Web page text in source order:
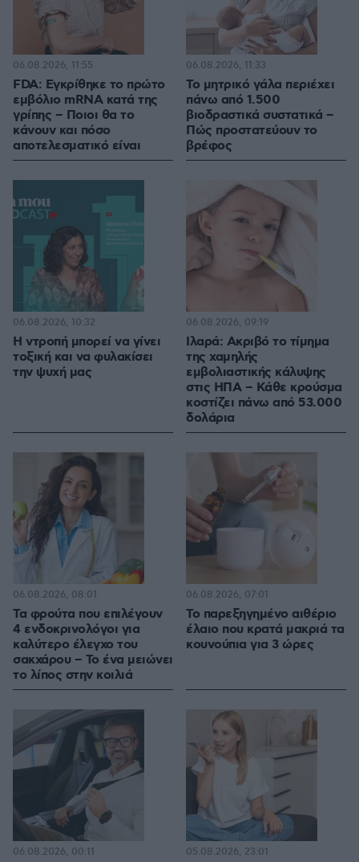
FDA: Εγκρίθηκε το πρώτο
εμβόλιο mRNA κατά της
γρίπης – Ποιοι θα το
κάνουν και πόσο
αποτελεσματικό είναι
06.08.2026, 11:55
Το μητρικό γάλα περιέχει
πάνω από 1.500
βιοδραστικά συστατικά –
Πώς προστατεύουν το
βρέφος
06.08.2026, 11:33
Η ντροπή μπορεί να γίνει
τοξική και να φυλακίσει
την ψυχή μας
06.08.2026, 10:32
Ιλαρά: Ακριβό το τίμημα
της χαμηλής
εμβολιαστικής κάλυψης
στις ΗΠΑ – Κάθε κρούσμα
κοστίζει πάνω από 53.000
δολάρια
06.08.2026, 09:19
Τα φρούτα που επιλέγουν
4 ενδοκρινολόγοι για
καλύτερο έλεγχο του
σακχάρου – Το ένα μειώνει
το λίπος στην κοιλιά
06.08.2026, 08:01
Το παρεξηγημένο αιθέριο
έλαιο που κρατά μακριά τα
κουνούπια για 3 ώρες
06.08.2026, 07:01
06.08.2026, 00:11 05.08.2026, 23:01